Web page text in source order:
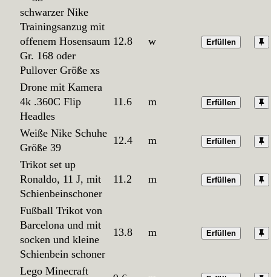
schwarzer Nike
Trainingsanzug mit
offenem Hosensaum
Gr. 168 oder
Pullover Größe xs
12.8 w Erfüllen
Drone mit Kamera
4k .360C Flip
Headles
11.6 m Erfüllen
Weiße Nike Schuhe
Größe 39
12.4 m Erfüllen
Trikot set up
Ronaldo, 11 J, mit
Schienbeinschoner
11.2 m Erfüllen
Fußball Trikot von
Barcelona und mit
socken und kleine
Schienbein schoner
13.8 m Erfüllen
Lego Minecraft